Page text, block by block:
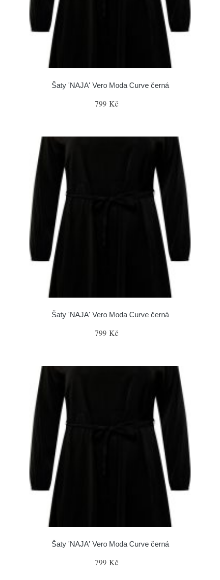
Šaty 'NAJA' Vero Moda Curve černá
799 Kč
Šaty 'NAJA' Vero Moda Curve černá
799 Kč
Šaty 'NAJA' Vero Moda Curve černá
799 Kč